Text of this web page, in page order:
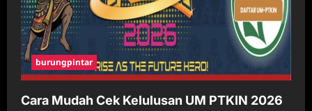
burungpintar
Cara Mudah Cek Kelulusan UM PTKIN 2026